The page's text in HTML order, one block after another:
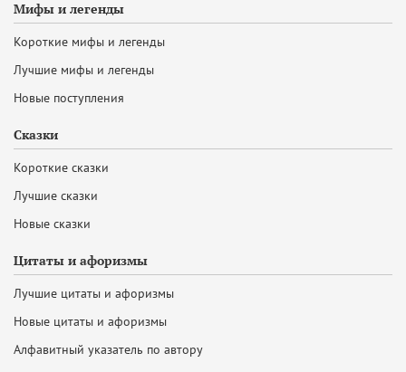
Мифы и легенды
Короткие мифы и легенды
Лучшие мифы и легенды
Новые поступления
Сказки
Короткие сказки
Лучшие сказки
Новые сказки
Цитаты и афоризмы
Лучшие цитаты и афоризмы
Новые цитаты и афоризмы
Алфавитный указатель по автору